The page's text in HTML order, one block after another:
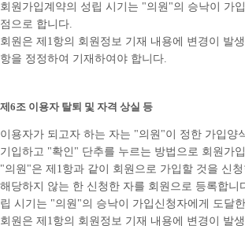
회원가입계약의 성립 시기는 "의원"의 승낙이 가
점으로 합니다.
회원은 제1항의 회원정보 기재 내용에 변경이 발
항을 정정하여 기재하여야 합니다.
제6조 이용자 탈퇴 및 자격 상실 등
이용자가 되고자 하는 자는 "의원"이 정한 가입양
기입하고 "확인" 단추를 누르는 방법으로 회원가
"의원"은 제1항과 같이 회원으로 가입할 것을 신청
해당하지 않는 한 신청한 자를 회원으로 등록합니
립 시기는 "의원"의 승낙이 가입신청자에게 도달
회원은 제1항의 회원정보 기재 내용에 변경이 발